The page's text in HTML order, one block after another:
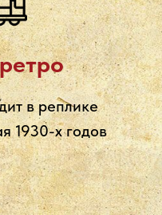
в реплике
1930-х годов